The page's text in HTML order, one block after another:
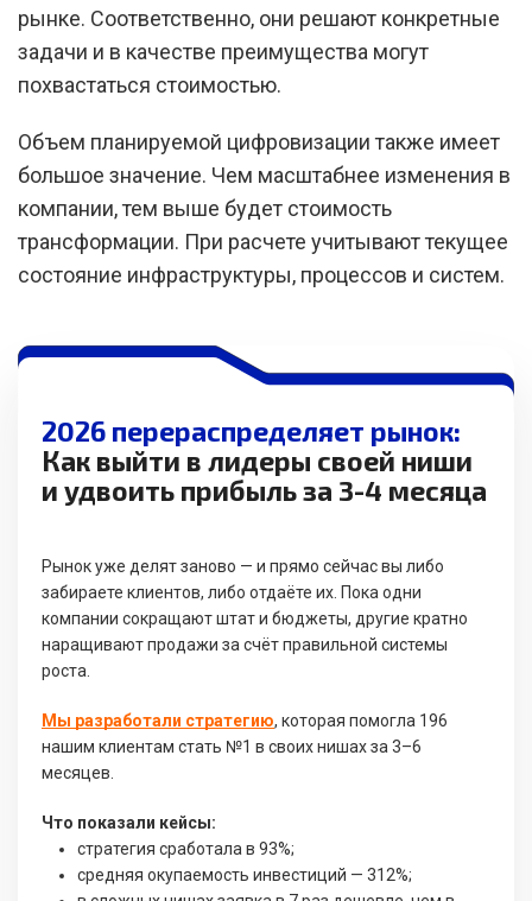
рынке. Соответственно, они решают конкретные
задачи и в качестве преимущества могут
похвастаться стоимостью.
Объем планируемой цифровизации также имеет
большое значение. Чем масштабнее изменения в
компании, тем выше будет стоимость
трансформации. При расчете учитывают текущее
состояние инфраструктуры, процессов и систем.
2026 перераспределяет рынок:
Как выйти в лидеры своей ниши
и удвоить прибыль за 3-4 месяца
Рынок уже делят заново — и прямо сейчас вы либо
забираете клиентов, либо отдаёте их. Пока одни
компании сокращают штат и бюджеты, другие кратно
наращивают продажи за счёт правильной системы
роста.
Мы разработали стратегию, которая помогла 196
нашим клиентам стать №1 в своих нишах за 3–6
месяцев.
Что показали кейсы:
стратегия сработала в 93%;
средняя окупаемость инвестиций — 312%;